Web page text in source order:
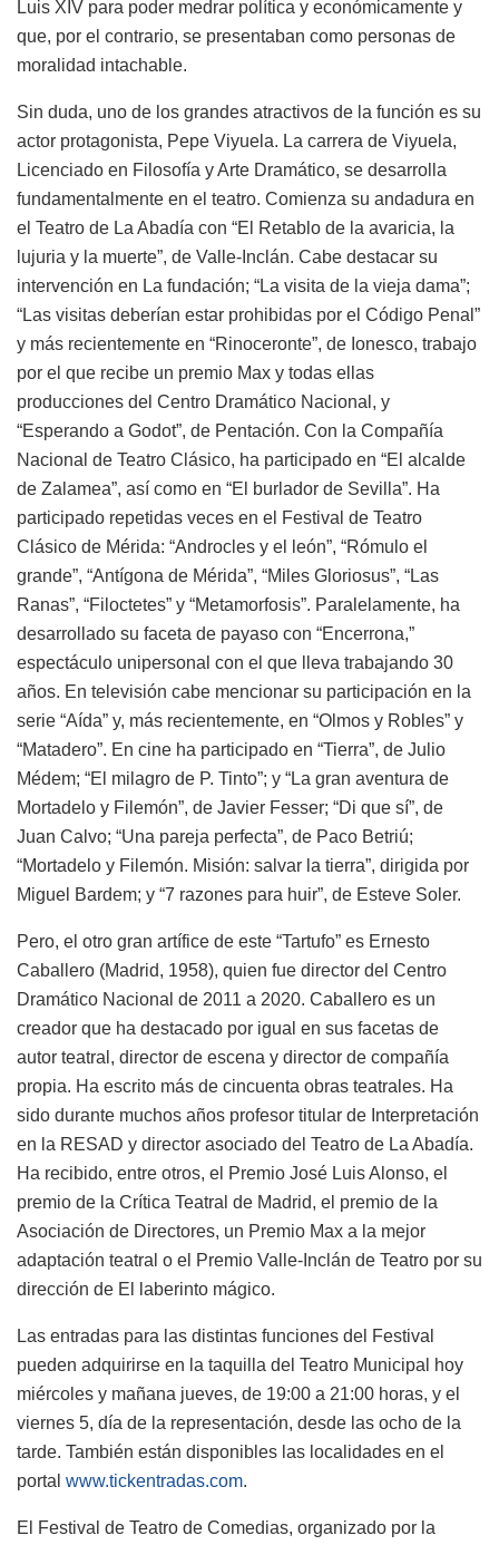
Luis XIV para poder medrar política y económicamente y
que, por el contrario, se presentaban como personas de
moralidad intachable.
Sin duda, uno de los grandes atractivos de la función es su
actor protagonista, Pepe Viyuela. La carrera de Viyuela,
Licenciado en Filosofía y Arte Dramático, se desarrolla
fundamentalmente en el teatro. Comienza su andadura en
el Teatro de La Abadía con “El Retablo de la avaricia, la
lujuria y la muerte”, de Valle-Inclán. Cabe destacar su
intervención en La fundación; “La visita de la vieja dama”;
“Las visitas deberían estar prohibidas por el Código Penal”
y más recientemente en “Rinoceronte”, de Ionesco, trabajo
por el que recibe un premio Max y todas ellas
producciones del Centro Dramático Nacional, y
“Esperando a Godot”, de Pentación. Con la Compañía
Nacional de Teatro Clásico, ha participado en “El alcalde
de Zalamea”, así como en “El burlador de Sevilla”. Ha
participado repetidas veces en el Festival de Teatro
Clásico de Mérida: “Androcles y el león”, “Rómulo el
grande”, “Antígona de Mérida”, “Miles Gloriosus”, “Las
Ranas”, “Filoctetes” y “Metamorfosis”. Paralelamente, ha
desarrollado su faceta de payaso con “Encerrona,”
espectáculo unipersonal con el que lleva trabajando 30
años. En televisión cabe mencionar su participación en la
serie “Aída” y, más recientemente, en “Olmos y Robles” y
“Matadero”. En cine ha participado en “Tierra”, de Julio
Médem; “El milagro de P. Tinto”; y “La gran aventura de
Mortadelo y Filemón”, de Javier Fesser; “Di que sí”, de
Juan Calvo; “Una pareja perfecta”, de Paco Betriú;
“Mortadelo y Filemón. Misión: salvar la tierra”, dirigida por
Miguel Bardem; y “7 razones para huir”, de Esteve Soler.
Pero, el otro gran artífice de este “Tartufo” es Ernesto
Caballero (Madrid, 1958), quien fue director del Centro
Dramático Nacional de 2011 a 2020. Caballero es un
creador que ha destacado por igual en sus facetas de
autor teatral, director de escena y director de compañía
propia. Ha escrito más de cincuenta obras teatrales. Ha
sido durante muchos años profesor titular de Interpretación
en la RESAD y director asociado del Teatro de La Abadía.
Ha recibido, entre otros, el Premio José Luis Alonso, el
premio de la Crítica Teatral de Madrid, el premio de la
Asociación de Directores, un Premio Max a la mejor
adaptación teatral o el Premio Valle-Inclán de Teatro por su
dirección de El laberinto mágico.
Las entradas para las distintas funciones del Festival
pueden adquirirse en la taquilla del Teatro Municipal hoy
miércoles y mañana jueves, de 19:00 a 21:00 horas, y el
viernes 5, día de la representación, desde las ocho de la
tarde. También están disponibles las localidades en el
portal www.tickentradas.com.
El Festival de Teatro de Comedias, organizado por la